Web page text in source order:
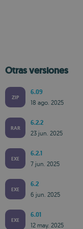
Otras versiones
ZIP
6.09
18 ago. 2025
RAR
6.2.2
23 jun. 2025
EXE
6.2.1
7 jun. 2025
EXE
6.2
6 jun. 2025
EXE
6.01
12 may. 2025